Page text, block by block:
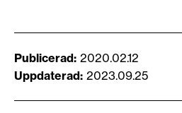
Publicerad 2020.02.12
Uppdaterad 2023.09.25